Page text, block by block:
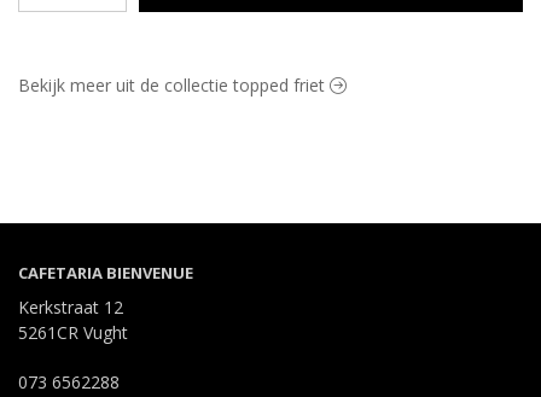
Bekijk meer uit de collectie topped friet
CAFETARIA BIENVENUE
Kerkstraat 12
5261CR Vught
073 6562288